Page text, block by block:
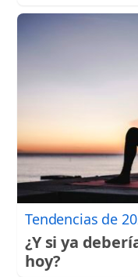
Tendencias de
¿Y si ya
hoy?